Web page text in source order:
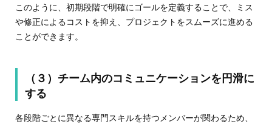
このように、初期段階で明確にゴールを定義することで、ミス
や修正によるコストを抑え、プロジェクトをスムーズに進める
ことができます。
（３）チーム内のコミュニケーションを円滑に
する
各段階ごとに異なる専門スキルを持つメンバーが関わるため、